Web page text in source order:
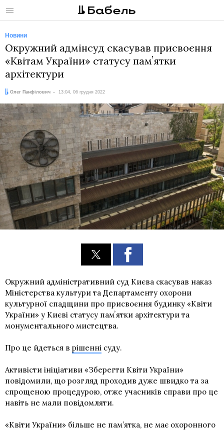
Меню
Новини
Окружний адмінсуд скасував присвоєння
«Квітам України» статусу памʼятки
архітектури
Автор:
Олег Панфілович
Дата: 13:04, 06 грудня 2022
Окружний адміністративний суд Києва скасував наказ
Міністерства культури та Департаменту охорони
культурної спадщини про присвоєння будинку «Квіти
України» у Києві статусу памʼятки архітектури та
монументального мистецтва.
Про це йдеться в рішенні суду.
Активісти ініціативи «Зберегти Квіти України»
повідомили, що розгляд проходив дуже швидко та за
спрощеною процедурою, отже учасників справи про це
навіть не мали повідомляти.
«Квіти України» більше не пам’ятка, не має охоронного